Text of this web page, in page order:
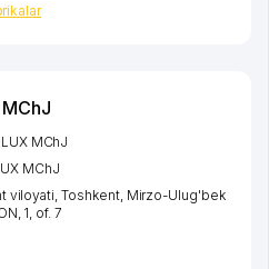
MChJ
MChJ
viloyati,Toshkent, Mirzo-Ulug'bek
, 1, of. 7